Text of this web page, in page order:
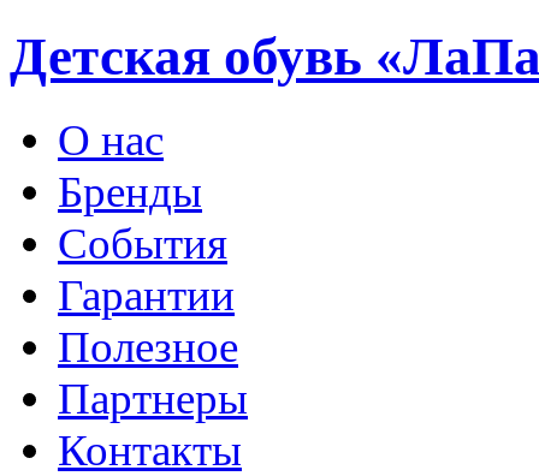
Детская обувь
О нас
Бренды
События
Гарантии
Полезное
Партнеры
Контакты